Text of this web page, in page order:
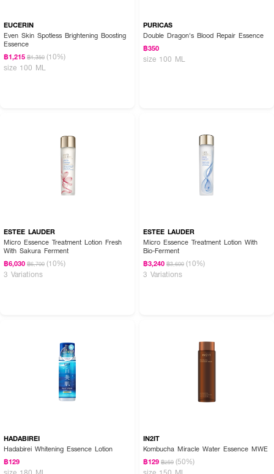
EUCERIN
Even Skin Spotless Brightening Boosting
Essence
฿1,215 ฿1,350 (10%)
size 100 ML
PURICAS
Double Dragon's Blood Repair Essence
฿350
size 100 ML
ESTEE LAUDER
Micro Essence Treatment Lotion Fresh
With Sakura Ferment
฿6,030 ฿6,700 (10%)
3 Variations
ESTEE LAUDER
Micro Essence Treatment Lotion With
Bio-Ferment
฿3,240 ฿3,600 (10%)
3 Variations
HADABIREI
Hadabirei Whitening Essence Lotion
฿129
size 180 ML
IN2IT
Kombucha Miracle Water Essence MWE
฿129 ฿259 (50%)
size 150 ML